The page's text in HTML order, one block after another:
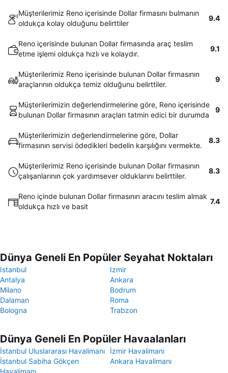
Müşterilerimiz Reno içerisinde Dollar firmasını bulmanın
oldukça kolay olduğunu belirttiler
9.4
Reno içerisinde bulunan Dollar firmasında araç teslim
etme işlemi oldukça hızlı ve kolaydır.
9.1
Müşterilerimiz Reno içerisinde bulunan Dollar firmasının
araçlarının oldukça temiz olduğunu belirttiler.
9
Müşterilerimizin değerlendirmelerine göre, Reno içerisinde
bulunan Dollar firmasının araçları tatmin edici bir durumda
9
Müşterilerimizin değerlendirmelerine göre, Dollar
firmasının servisi ödedikleri bedelin karşılığını vermekte.
8.3
Müşterilerimiz Reno içerisinde bulunan Dollar firmasının
çalışanlarının çok yardımsever olduklarını belirttiler.
8.3
Reno içinde bulunan Dollar firmasının aracını teslim almak
oldukça hızlı ve basit
7.4
Dünya Geneli En Popüler Seyahat Noktaları
Istanbul
Izmir
Antalya
Ankara
Milano
Bodrum
Dalaman
Roma
Bologna
Trabzon
Dünya Geneli En Popüler Havaalanları
İstanbul Uluslararası Havalimanı
İzmir Havalimanı
İstanbul Sabiha Gökçen
Havalimanı
Ankara Havalimanı